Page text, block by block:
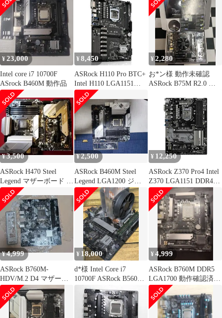
付属
¥23,000
Intel core i7 10700F
ASrock B460M 動作品
¥ 8,450
ASRock H110 Pro BTC+
Intel H110 LGA1151
DDR4-2400 32GB M.2
SATA Intel Gigabit LAN
DVI-D Motherboard
¥2,280
お*ン様 動作未確認
ASRock B75M R2.0 マ
¥3,500
ASRock H470 Steel
Legend マザーボード 本
体 ジャンク品
¥2,500
ASRock B460M Steel
Legend LGA1200 ジャ
ンク
¥ 12,250
ASRock Z370 Pro4 Intel
Z370 LGA1151 DDR4-
4266 64GB M.2 SATA
Gigabit LAN HDMI
DVI-D D-SUB
¥4,999
ASRock B760M-
HDV/M.2 D4 マザーボ
ード 本体
¥ 18,000
d*様 Intel Core i7
10700F ASRock B560M
本体
¥4,999
ASRock B760M DDR5
LGA1700 動作確認済み
IOパネル付